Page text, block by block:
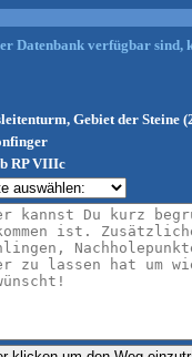
Datenbank verfügbar sind,
Gebiet der Steine
RP VIIIc